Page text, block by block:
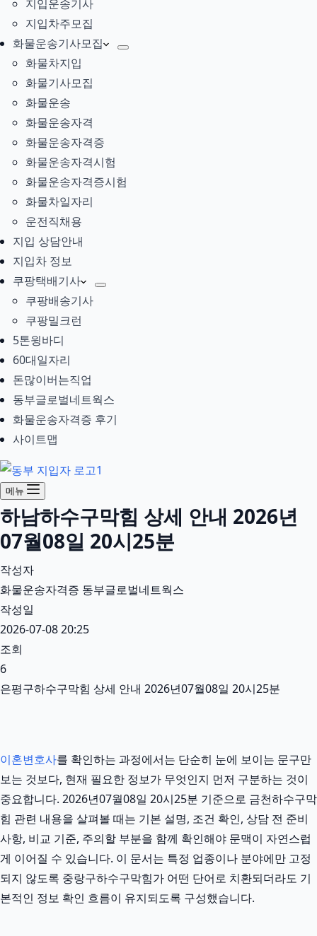
지입운송기사
지입차주모집
화물운송기사모집
화물차지입
화물기사모집
화물운송
화물운송자격
화물운송자격증
화물운송자격시험
화물운송자격증시험
화물차일자리
운전직채용
지입 상담안내
지입차 정보
쿠팡택배기사
쿠팡배송기사
쿠팡밀크런
5톤윙바디
60대일자리
돈많이버는직업
동부글로벌네트웍스
화물운송자격증 후기
사이트맵
메뉴
하남하수구막힘 상세 안내 2026년
07월08일 20시25분
작성자
화물운송자격증 동부글로벌네트웍스
작성일
2026-07-08 20:25
조회
6
은평구하수구막힘 상세 안내 2026년07월08일 20시25분
이혼변호사를 확인하는 과정에서는 단순히 눈에 보이는 문구만
보는 것보다, 현재 필요한 정보가 무엇인지 먼저 구분하는 것이
중요합니다. 2026년07월08일 20시25분 기준으로 금천하수구막
힘 관련 내용을 살펴볼 때는 기본 설명, 조건 확인, 상담 전 준비
사항, 비교 기준, 주의할 부분을 함께 확인해야 문맥이 자연스럽
게 이어질 수 있습니다. 이 문서는 특정 업종이나 분야에만 고정
되지 않도록 중랑구하수구막힘가 어떤 단어로 치환되더라도 기
본적인 정보 확인 흐름이 유지되도록 구성했습니다.